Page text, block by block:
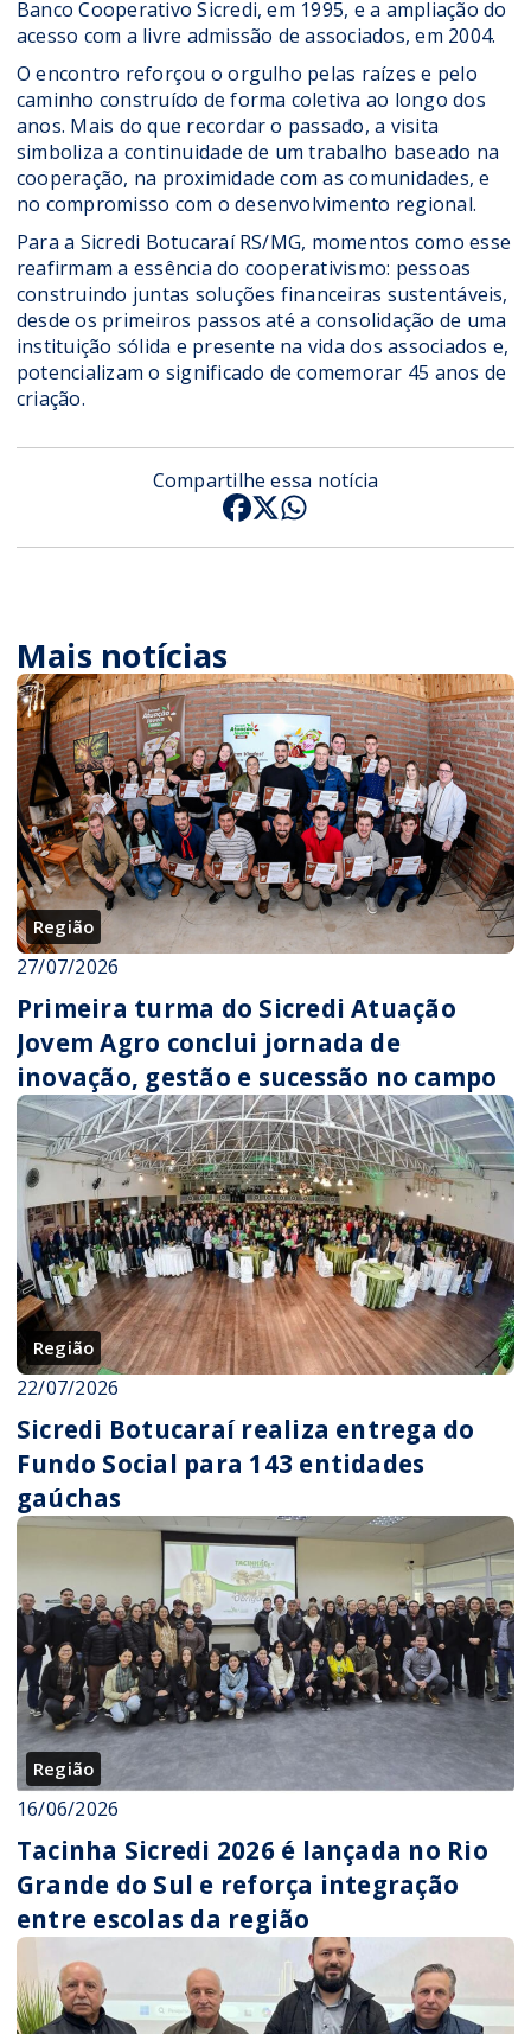
Banco Cooperativo Sicredi, em 1995, e a ampliação do
acesso com a livre admissão de associados, em 2004.
O encontro reforçou o orgulho pelas raízes e pelo
caminho construído de forma coletiva ao longo dos
anos. Mais do que recordar o passado, a visita
simboliza a continuidade de um trabalho baseado na
cooperação, na proximidade com as comunidades, e
no compromisso com o desenvolvimento regional.
Para a Sicredi Botucaraí RS/MG, momentos como esse
reafirmam a essência do cooperativismo: pessoas
construindo juntas soluções financeiras sustentáveis,
desde os primeiros passos até a consolidação de uma
instituição sólida e presente na vida dos associados e,
potencializam o significado de comemorar 45 anos de
criação.
Compartilhe essa notícia
Mais notícias
Região
27/07/2026
Primeira turma do Sicredi Atuação
Jovem Agro conclui jornada de
inovação, gestão e sucessão no campo
Região
22/07/2026
Sicredi Botucaraí realiza entrega do
Fundo Social para 143 entidades
gaúchas
Região
16/06/2026
Tacinha Sicredi 2026 é lançada no Rio
Grande do Sul e reforça integração
entre escolas da região